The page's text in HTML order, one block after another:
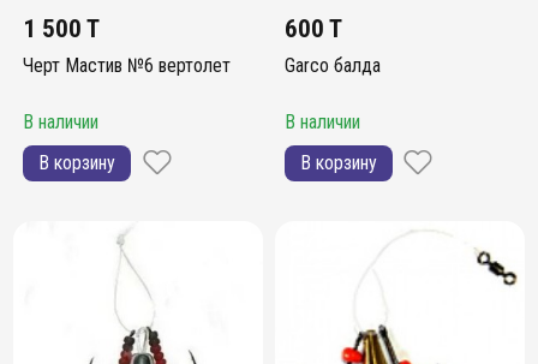
1 500 T
Черт Мастив №6 вертолет
В наличии
В корзину
600 T
Garco балда
В наличии
В корзину